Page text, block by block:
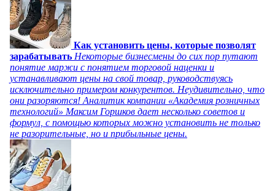
Как установить цены, которые позволят
зарабатывать Некоторые бизнесмены до сих пор путают
понятие маржи с понятием торговой наценки и
устанавливают цены на свой товар, руководствуясь
исключительно примером конкурентов. Неудивительно, что
они разоряются! Аналитик компании «Академия розничных
технологий» Максим Горшков дает несколько советов и
формул, с помощью которых можно установить не только
не разорительные, но и прибыльные цены.